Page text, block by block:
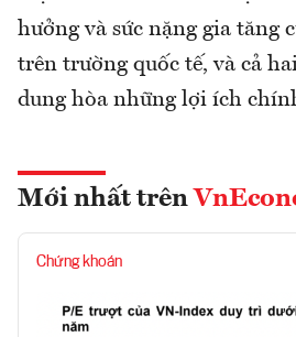
hưởng và sức nặng gia tăng
trên trường quốc tế, và cả
dung hòa những lợi ích
Mới nhất trên
Chứng khoán